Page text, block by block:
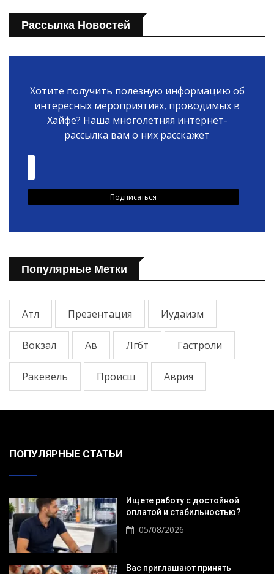
Рассылка Новостей
Хотите получить полезную информацию об
интересных мероприятиях, проводимых в
Хайфе? Наша многолетняя интернет-
рассылка вам о них расскажет
Популярные Метки
Атл Презентация Иудаизм
Вокзал Ав Лгбт Гастроли
Ракевель Происш Аврия
ПОПУЛЯРНЫЕ СТАТЬИ
Ищете работу с достойной
оплатой и стабильностью?
05/08/2026
Вас приглашают принять